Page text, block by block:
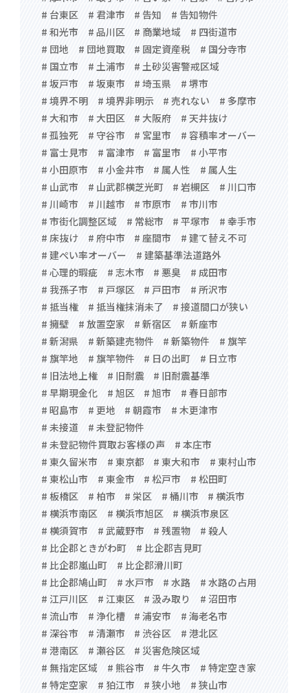
# 台東区
# 君津市 # 告知
# 告知物件
# 和光市
# 品川区 # 商業地域
# 四街道市
# 団地
# 団地買取 # 固定資産税
# 国分寺市
# 国立市
# 土浦市
# 土砂災害警戒区域
# 坂戸市
# 坂東市 # 埼玉県
# 堺市
# 境界不明
# 境界非明示 # 売れない
# 多摩市
# 大和市
# 大田区 # 大阪府
# 天井抜け
# 孤独死
# 守谷市 # 宮里市
# 容積率オーバー
# 富士見市
# 富津市 # 富里市
# 小平市
# 小田原市
# 小金井市 # 属人性
# 属人生
# 山武市
# 山武郡横芝光町 # 岩槻区
# 川口市
# 川崎市
# 川越市 # 市原市
# 市川市
# 市街化調整区域
# 常総市 # 平塚市
# 幸手市
# 床抜け
# 府中市 # 座間市
# 建て替え不可
# 建ぺい率オーバー
# 建築基準法道路外
# 心理的瑕疵
# 志木市 # 悪臭
# 成田市
# 我孫子市
# 戸塚区 # 戸田市
# 所沢市
# 抵当権
# 抵当権抹消未了
# 接道間口が狭い
# 擁壁
# 放置空家 # 新宿区
# 新座市
# 新潟県
# 新築建売物件 # 新築物件
# 旗竿
# 旗竿地
# 旗竿物件 # 日の出町
# 日立市
# 旧法地上権
# 旧耐震
# 旧耐震基準
# 早期現金化
# 旭区 # 旭市
# 春日部市
# 昭島市
# 更地 # 朝霞市
# 木更津市
# 未接道
# 未登記物件
# 未登記物件買取お客様の声
# 本庄市
# 東久留米市
# 東京都 # 東大和市
# 東村山市
# 東松山市
# 東金市 # 松戸市
# 松田町
# 板橋区
# 柏市 # 栄区 # 桶川市
# 横浜市
# 横浜市南区
# 横浜市旭区
# 横浜市泉区
# 横須賀市
# 武蔵野市 # 残置物
# 殺人
# 比企郡ときがわ町
# 比企郡吉見町
# 比企郡嵐山町
# 比企郡滑川町
# 比企郡鳩山町
# 水戸市 # 水路
# 水路の占用
# 江戸川区
# 江東区 # 汲み取り
# 沼田市
# 流山市
# 浄化槽 # 浦安市
# 海老名市
# 深谷市
# 清瀬市 # 渋谷区
# 港北区
# 港南区
# 瀬谷区
# 災害危険区域
# 無指定区域
# 熊谷市 # 牛久市
# 特定空き家
# 特定空家
# 狛江市 # 狭小地
# 狭山市